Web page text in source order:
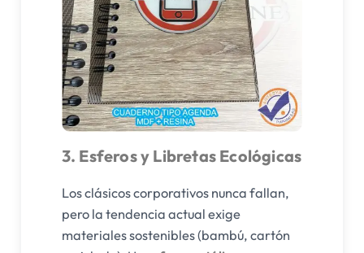
3. Esferos y Libretas Ecológicas
Los clásicos corporativos nunca fallan,
pero la tendencia actual exige
materiales sostenibles (bambú, cartón